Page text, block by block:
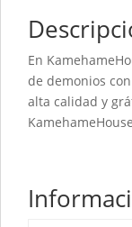
En
de demonios
alta calidad y